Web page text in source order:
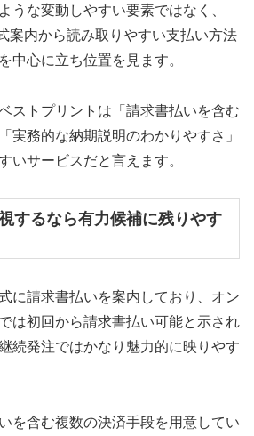
うな変動しやすい要素ではなく、
案内から読み取りやすい支払い方法
中心に立ち位置を見ます。
ストプリントは「請求書払いを含む
実務的な納期説明のわかりやすさ」
いサービスだと言えます。
するなら有力候補に残りやす
に請求書払いを案内しており、オン
は初回から請求書払い可能と示され
続発注ではかなり魅力的に映りやす
を含む複数の決済手段を用意してい